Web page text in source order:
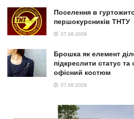
Поселення в
першокурсників ТНТУ
07.08.2026
Брошка як елемент
підкреслити статус
офісний костюм
07.08.2026